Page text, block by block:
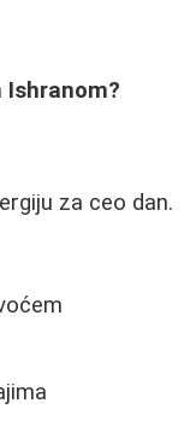
Ishranom?
za ceo dan.